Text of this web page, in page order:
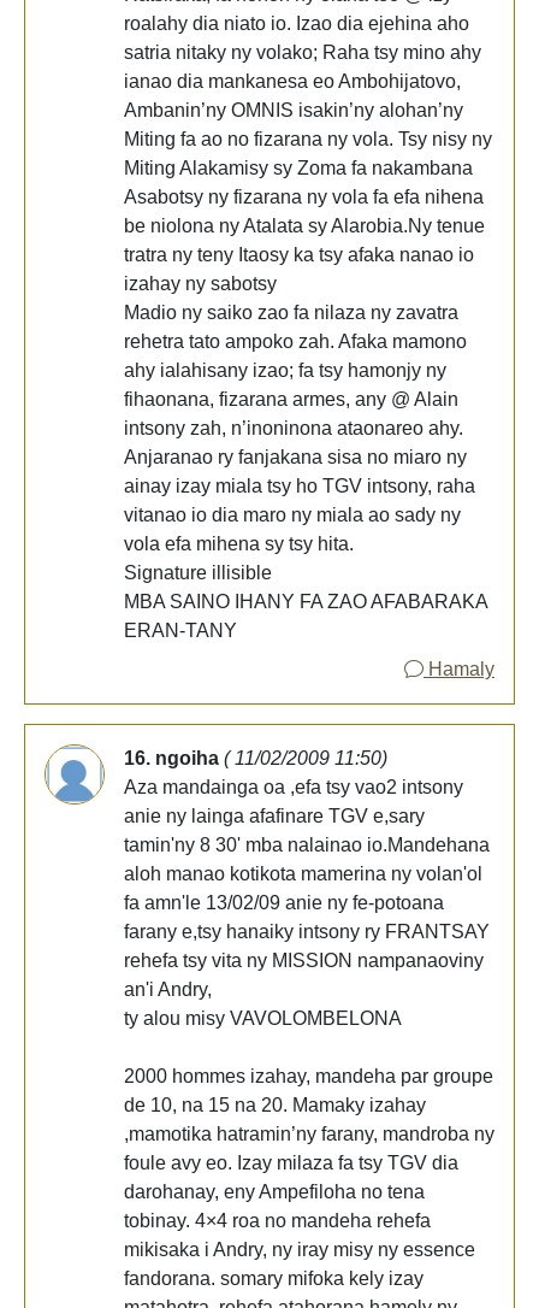
roalahy dia niato io. Izao dia ejehina aho
satria nitaky ny volako; Raha tsy mino ahy
ianao dia mankanesa eo Ambohijatovo,
Ambanin’ny OMNIS isakin’ny alohan’ny
Miting fa ao no fizarana ny vola. Tsy nisy ny
Miting Alakamisy sy Zoma fa nakambana
Asabotsy ny fizarana ny vola fa efa nihena
be niolona ny Atalata sy Alarobia.Ny tenue
tratra ny teny Itaosy ka tsy afaka nanao io
izahay ny sabotsy
Madio ny saiko zao fa nilaza ny zavatra
rehetra tato ampoko zah. Afaka mamono
ahy ialahisany izao; fa tsy hamonjy ny
fihaonana, fizarana armes, any @ Alain
intsony zah, n’inoninona ataonareo ahy.
Anjaranao ry fanjakana sisa no miaro ny
ainay izay miala tsy ho TGV intsony, raha
vitanao io dia maro ny miala ao sady ny
vola efa mihena sy tsy hita.
Signature illisible
MBA SAINO IHANY FA ZAO AFABARAKA
ERAN-TANY
Hamaly
16. ngoiha ( 11/02/2009 11:50)
Aza mandainga oa ,efa tsy vao2 intsony
anie ny lainga afafinare TGV e,sary
tamin'ny 8 30' mba nalainao io.Mandehana
aloh manao kotikota mamerina ny volan'ol
fa amn'le 13/02/09 anie ny fe-potoana
farany e,tsy hanaiky intsony ry FRANTSAY
rehefa tsy vita ny MISSION nampanaoviny
an'i Andry,
ty alou misy VAVOLOMBELONA
2000 hommes izahay, mandeha par groupe
de 10, na 15 na 20. Mamaky izahay
,mamotika hatramin’ny farany, mandroba ny
foule avy eo. Izay milaza fa tsy TGV dia
darohanay, eny Ampefiloha no tena
tobinay. 4×4 roa no mandeha rehefa
mikisaka i Andry, ny iray misy ny essence
fandorana. somary mifoka kely izay